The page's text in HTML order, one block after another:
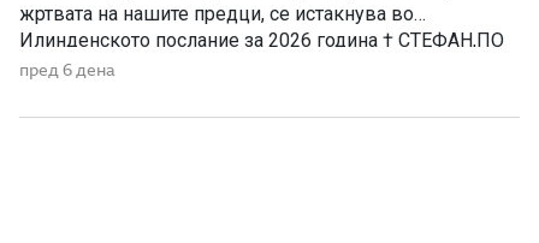
жртвата на нашите предци, се истакнува во
Илинденското послание за 2026 година † СТЕФАН,ПО
МИЛОСТА БОЖЈА,АРХИЕПИСКОП ОХРИДСКИ И
СИНОД,ПО ПОВОД ИЛИНДЕНСКИТЕ
пред 6 дена